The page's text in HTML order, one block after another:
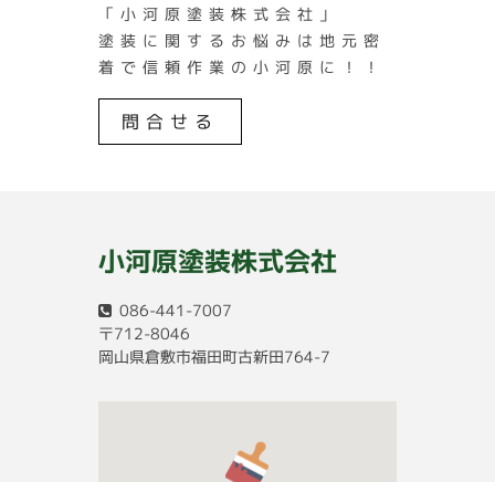
「小河原塗装株式会社」
塗装に関するお悩みは地元密
着で信頼作業の小河原に！！
問合せる
小河原塗装株式会社
086-441-7007
〒712-8046
岡山県倉敷市福田町古新田764-7